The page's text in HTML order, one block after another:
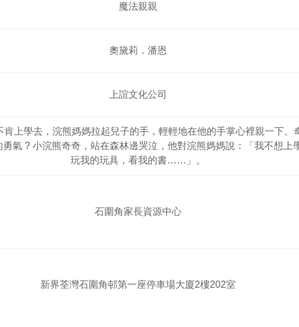
魔法親親
奧黛莉．潘恩
上誼文化公司
上學去，浣熊媽媽拉起兒子的手，輕輕地在他的手掌心裡親一下。
氣 ? 小浣熊奇奇，站在森林邊哭泣，他對浣熊媽媽說：「我不想上
玩我的玩具，看我的書……」。
石圍角家長資源中心
新界荃灣石圍角邨第一座停車場大廈2樓202室